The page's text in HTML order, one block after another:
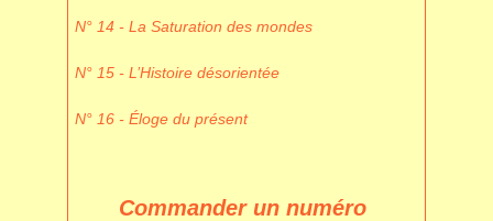
N° 14 - La Saturation des mondes
N° 15 - L’Histoire désorientée
N° 16 - Éloge du présent
Commander un numéro